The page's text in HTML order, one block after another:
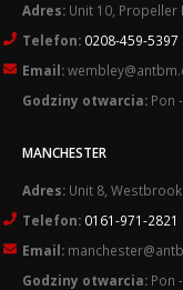
Adres: Unit 10, Propeller
Telefon: 0208-459-5397
Email:
Godziny otwarcia: Pon
MANCHESTER
Adres: Unit 8,
Telefon: 0161-971-2821
Email:
Godziny otwarcia: Pon